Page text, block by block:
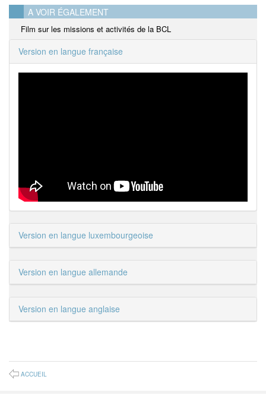
A VOIR ÉGALEMENT
Film sur les missions et activités de la BCL
Version en langue française
Version en langue luxembourgeoise
Version en langue allemande
Version en langue anglaise
ACCUEIL